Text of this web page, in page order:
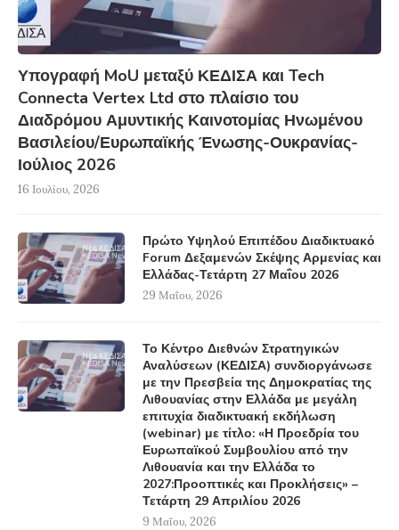
Υπογραφή MoU μεταξύ ΚΕΔΙΣΑ και Tech
Connecta Vertex Ltd στο πλαίσιο του
Διαδρόμου Αμυντικής Καινοτομίας Ηνωμένου
Βασιλείου/Ευρωπαϊκής Ένωσης-Ουκρανίας-
Ιούλιος 2026
16 Ιουλίου, 2026
Πρώτο Υψηλού Επιπέδου Διαδικτυακό
Forum Δεξαμενών Σκέψης Αρμενίας και
Ελλάδας-Τετάρτη 27 Μαΐου 2026
29 Μαΐου, 2026
Το Κέντρο Διεθνών Στρατηγικών
Αναλύσεων (ΚΕΔΙΣΑ) συνδιοργάνωσε
με την Πρεσβεία της Δημοκρατίας της
Λιθουανίας στην Ελλάδα με μεγάλη
επιτυχία διαδικτυακή εκδήλωση
(webinar) με τίτλο: «Η Προεδρία του
Ευρωπαϊκού Συμβουλίου από την
Λιθουανία και την Ελλάδα το
2027:Προοπτικές και Προκλήσεις» –
Τετάρτη 29 Απριλίου 2026
9 Μαΐου, 2026